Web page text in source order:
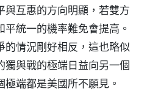
與互惠的方向明顯，若雙方
統一的機率難免會提高。
的情況剛好相反，這也略似
與戰的極端日益向另一個
端都是美國所不願見。